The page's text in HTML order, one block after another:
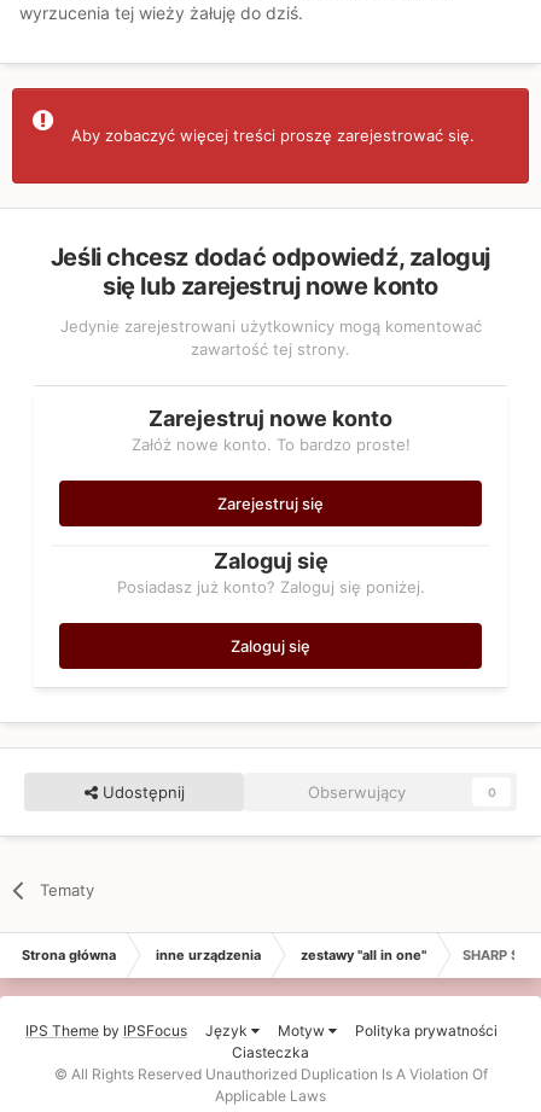
wyrzucenia tej wieży żałuję do dziś.
Aby zobaczyć więcej treści proszę zarejestrować się.
Jeśli chcesz dodać odpowiedź, zaloguj
się lub zarejestruj nowe konto
Jedynie zarejestrowani użytkownicy mogą komentować
zawartość tej strony.
Zarejestruj nowe konto
Załóż nowe konto. To bardzo proste!
Zarejestruj się
Zaloguj się
Posiadasz już konto? Zaloguj się poniżej.
Zaloguj się
Udostępnij Obserwujący 0
Tematy
Strona główna inne urządzenia zestawy "all in one" SHARP SG-
IPS Theme by IPSFocus Język Motyw
Polityka prywatności
Ciasteczka
© All Rights Reserved Unauthorized Duplication Is A Violation Of
Applicable Laws